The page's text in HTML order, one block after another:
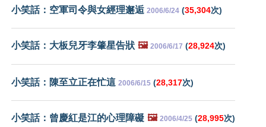
小笑話：空軍司令與女經理邂逅 2006/6/24 (35,304次)
小笑話：大板兒牙李肇星告狀 🖼️ 2006/6/17 (28,924次)
小笑話：陳至立正在忙這 2006/6/15 (28,317次)
小笑話：曾慶紅是江的心理障礙 🖼️ 2006/4/25 (28,995次)